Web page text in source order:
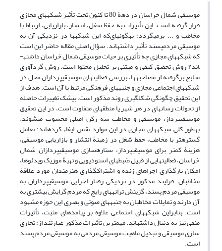
موسیقی­ شمال خراسان در دهۀ 80 تا کنون تحت تأثیر شبکه­های مجازی
قرار گرفته است. این تأثیرات به حفظ شغل، انتشار، بازاریابی، ارتباط با
مخاطب و ... برمی­گردد؛ به­گونه­ای‌که این شبکه‏ها در نزدیکی آن به
موسیقی مردم­پسند تأثیر داشته‏اند. سؤال اصلی مقاله حاضر این است
که شبکه­های مجازی چه تأثیری بر حیات موسیقی شمال خراسان داشته­
اند؟ روش تحقیق کیفی و مبتنی بر تحلیل محتوا است. روش گردآوری
منابع برگرفته از مصاحبه­ها، بررسی فعالیت‏های موسیقی­پردازان محل در
شبکه‏های اجتماعی مجازی و جنبه­های فرهنگی مرتبط با آن است. هدف از
این تحقیق چگونگی شکل­گیری روند مذکور است. بی­شک تغییرات حاصله
از تحولات رسانه­ای در هر شهر یا منطقه­ای متفاوت است، در این تحقیق
موسیقی­پرداز، موسیقی و مخاطب سه رکن اصلی محسوب می­شوند.
به‏طور کلی شبکه‏های مجازی در این موارد نقش ایفاء کرده‏اند: تعامل
گستره­تر با مخاطب، حفظ شغل در زمینۀ انتشار و بازاریابی موسیقی،
هزینۀ کمتر برای موسیقی­پرداز، ستاره­سازی موسیقی­پردازان شمال
خراسان، فعالیت­هایی از قبیل ضبط‏های استودیویی و تهیۀ موزیک ویدئوها،
امکان بارگذاری اجراهای زنده و اشتراک­گذاری هنرمندان مورد علاقۀ
مخاطبان. فرایند مذکور در نزدیکی رفتار اجرایی موسیقی­پردازان به
موسیقی مردم پسند، گزینش ترانه­های رایج که مردم گرایش بیشتری به
آن دارند و تمایلات مخاطبان به جنبه­های صوتی و بصری این حوزه مشهود
است. بنابراین شبکه‏های اجتماعی علاوه بر پیامدهای مثبت، تأثیرات
منفی نیز به دنبال داشته‏اند. مهم‏ترین تأثیرات مذکور عبارتند از: تجاری
سازی موسیقی و تبدیل ماهیت موسیقی مردمی به موسیقی مردم پسند
است.